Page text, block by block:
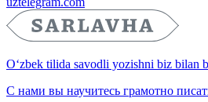
O‘zbek tilida savodli yozishni biz bilan
С нами вы научитесь грамотно